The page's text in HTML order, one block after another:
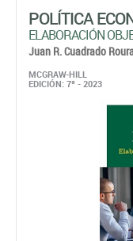
POLÍTICA
ELABORACIÓN
Juan R. Cuadrado
MCGRAW-HILL
EDICIÓN: 7ª - 2023